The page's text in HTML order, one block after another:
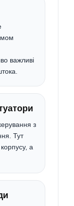
важливі
з
Тут
а